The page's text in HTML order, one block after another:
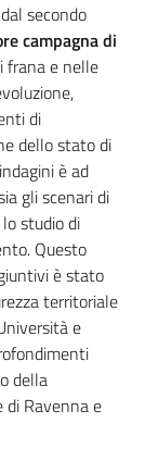
secondo
campagna di
frana e nelle
di
dello stato di
è ad
gli scenari di
studio di
Questo
è stato
territoriale
e
della
di Ravenna e